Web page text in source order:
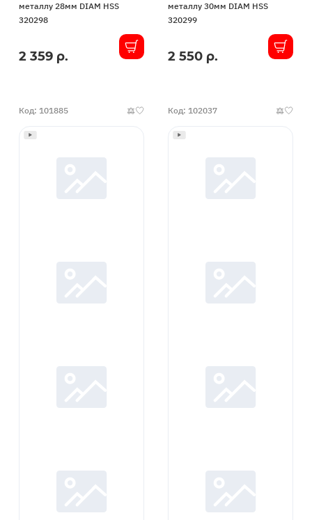
металлу 28мм DIAM HSS
320298
В
2 359 р.
металлу 30мм DIAM HSS
320299
В
2 550 р.
Код: 101885 Код: 102037